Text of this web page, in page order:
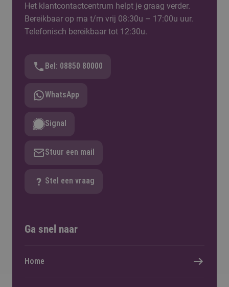
Het klantcontactcentrum helpt je graag verder.
Bereikbaar op ma t/m vrij 08:30u – 17:00u uur.
Telefonisch bereikbaar tot 12:30u.
Bel: 08850 80000
WhatsApp
Signal
Stuur een mail
Stel een vraag
Ga snel naar
Home